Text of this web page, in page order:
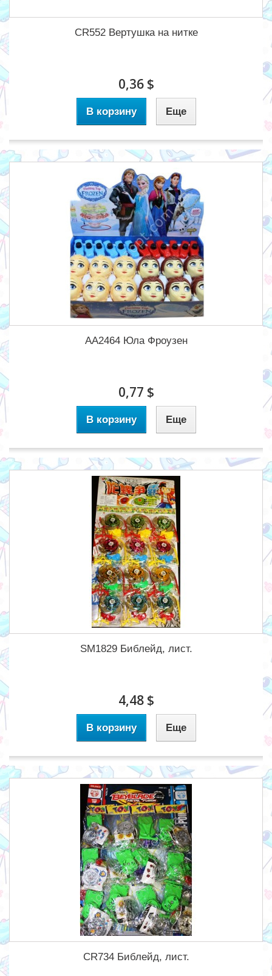
CR552 Вертушка на нитке
0,36 $
В корзину Еще
AA2464 Юла Фроузен
0,77 $
В корзину Еще
SM1829 Библейд, лист.
4,48 $
В корзину Еще
CR734 Библейд, лист.